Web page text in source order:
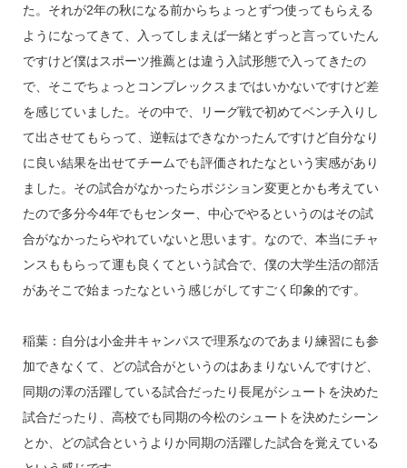
た。それが2年の秋になる前からちょっとずつ使ってもらえる
ようになってきて、入ってしまえば一緒とずっと言っていたん
ですけど僕はスポーツ推薦とは違う入試形態で入ってきたの
で、そこでちょっとコンプレックスまではいかないですけど差
を感じていました。その中で、リーグ戦で初めてベンチ入りし
て出させてもらって、逆転はできなかったんですけど自分なり
に良い結果を出せてチームでも評価されたなという実感があり
ました。その試合がなかったらポジション変更とかも考えてい
たので多分今4年でもセンター、中心でやるというのはその試
合がなかったらやれていないと思います。なので、本当にチャ
ンスももらって運も良くてという試合で、僕の大学生活の部活
があそこで始まったなという感じがしてすごく印象的です。
稲葉：自分は小金井キャンパスで理系なのであまり練習にも参
加できなくて、どの試合がというのはあまりないんですけど、
同期の澤の活躍している試合だったり長尾がシュートを決めた
試合だったり、高校でも同期の今松のシュートを決めたシーン
とか、どの試合というよりか同期の活躍した試合を覚えている